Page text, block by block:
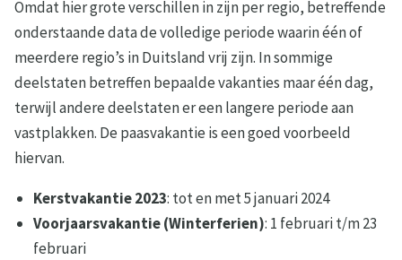
Omdat hier grote verschillen in zijn per regio, betreffende
onderstaande data de volledige periode waarin één of
meerdere regio’s in Duitsland vrij zijn. In sommige
deelstaten betreffen bepaalde vakanties maar één dag,
terwijl andere deelstaten er een langere periode aan
vastplakken. De paasvakantie is een goed voorbeeld
hiervan.
Kerstvakantie 2023: tot en met 5 januari 2024
Voorjaarsvakantie (Winterferien): 1 februari t/m 23
februari